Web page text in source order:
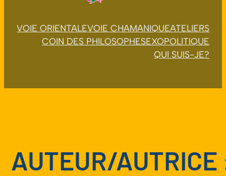
VOIE ORIENTALEVOIE CHAMANIQUEATELIERS
COIN DES PHILOSOPHESEXOPOLITIQUE
QUI SUIS-JE?
AUTEUR/AUTRICE